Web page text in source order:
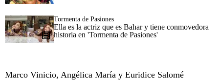
Tormenta de Pasiones
Ella es la actriz que es Bahar y tiene conmovedora
historia en 'Tormenta de Pasiones'
Marco Vinicio, Angélica María y Euridice Salomé